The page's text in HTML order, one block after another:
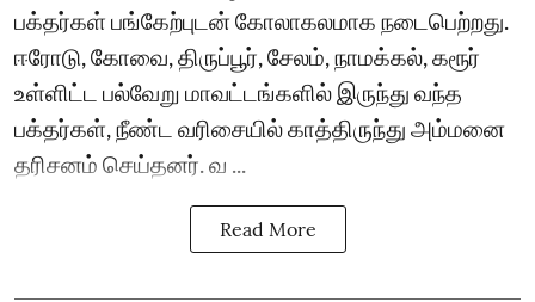
பக்தர்கள் பங்கேற்புடன் கோலாகலமாக நடைபெற்றது.
ஈரோடு, கோவை, திருப்பூர், சேலம், நாமக்கல், கரூர்
உள்ளிட்ட பல்வேறு மாவட்டங்களில் இருந்து வந்த
பக்தர்கள், நீண்ட வரிசையில் காத்திருந்து அம்மனை
தரிசனம் செய்தனர். வ ...
Read More